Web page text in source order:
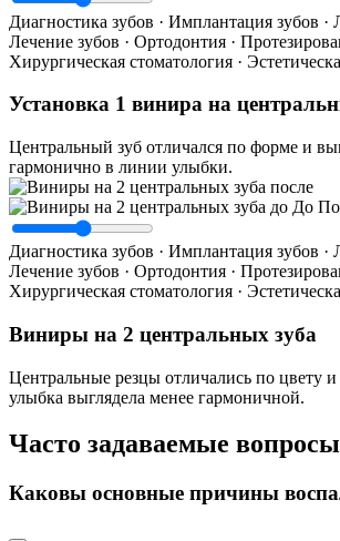
Диагностика зубов · Имплантация зубов ·
Лечение зубов · Ортодонтия ·
Хирургическая стоматология ·
Установка 1 винира на
Центральный зуб отличался по форме и
гармонично в линии улыбки.
До
Диагностика зубов · Имплантация зубов ·
Лечение зубов · Ортодонтия ·
Хирургическая стоматология ·
Виниры на 2 центральных зуба
Центральные резцы отличались по цвету и
улыбка выглядела менее гармоничной.
Часто задаваемые вопросы
Каковы основные причины